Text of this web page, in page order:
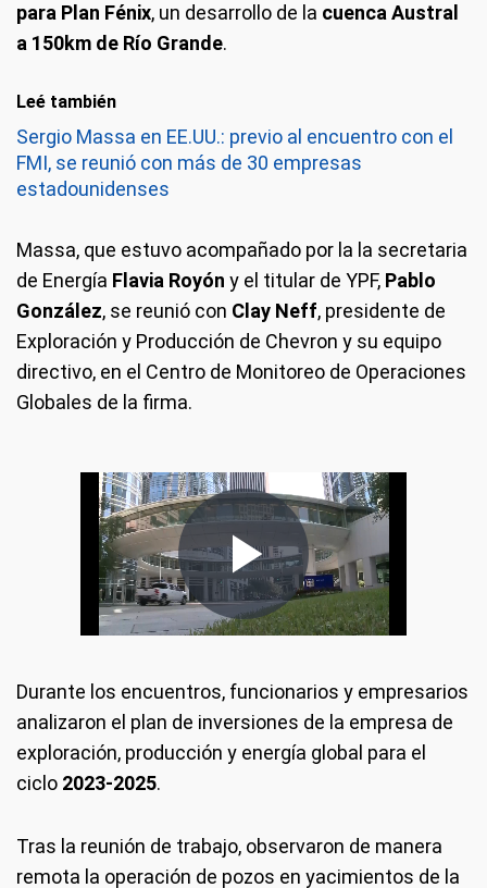
para Plan Fénix, un desarrollo de la cuenca Austral
a 150km de Río Grande.
Leé también
Sergio Massa en EE.UU.: previo al encuentro con el
FMI, se reunió con más de 30 empresas
estadounidenses
Massa, que estuvo acompañado por la la secretaria
de Energía Flavia Royón y el titular de YPF, Pablo
González, se reunió con Clay Neff, presidente de
Exploración y Producción de Chevron y su equipo
directivo, en el Centro de Monitoreo de Operaciones
Globales de la firma.
Durante los encuentros, funcionarios y empresarios
analizaron el plan de inversiones de la empresa de
exploración, producción y energía global para el
ciclo 2023-2025.
Tras la reunión de trabajo, observaron de manera
remota la operación de pozos en yacimientos de la